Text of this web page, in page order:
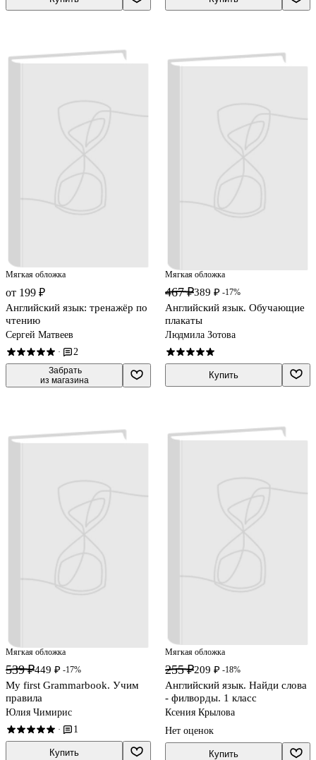
Мягкая обложка
от 199 ₽
Английский язык: тренажёр по
чтению
Сергей Матвеев
· 2
Забрать
из магазина
Мягкая обложка
467 ₽389 ₽ -17%
Английский язык. Обучающие
плакаты
Людмила Зотова
Купить
Мягкая обложка
539 ₽449 ₽ -17%
My first Grammarbook. Учим
правила
Юлия Чимирис
· 1
Купить
Мягкая обложка
255 ₽209 ₽ -18%
Английский язык. Найди слова
- филворды. 1 класс
Ксения Крылова
Нет оценок
Купить